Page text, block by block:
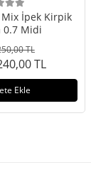
İpek Kirpik
0.7 Midi
TL
TL
Ekle